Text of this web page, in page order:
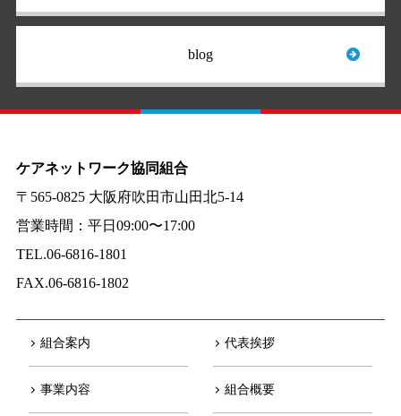
blog
ケアネットワーク協同組合
〒565-0825 大阪府吹田市山田北5-14
営業時間：平日09:00〜17:00
TEL.06-6816-1801
FAX.06-6816-1802
組合案内 代表挨拶
事業内容 組合概要